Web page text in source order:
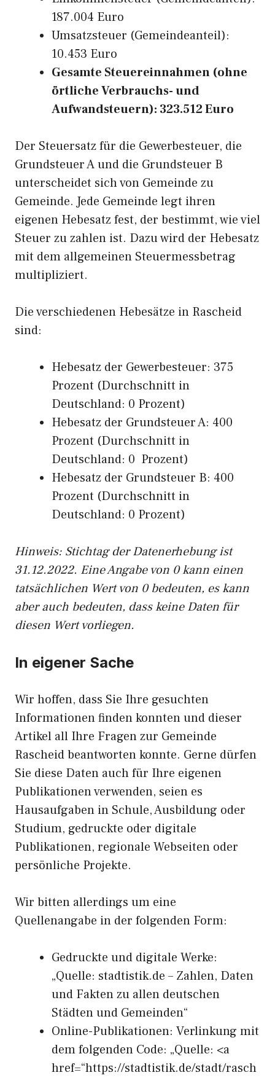
187.004 Euro
Umsatzsteuer (Gemeindeanteil):
10.453 Euro
Gesamte Steuereinnahmen (ohne
örtliche Verbrauchs- und
Aufwandsteuern): 323.512 Euro
Der Steuersatz für die Gewerbesteuer, die
Grundsteuer A und die Grundsteuer B
unterscheidet sich von Gemeinde zu
Gemeinde. Jede Gemeinde legt ihren
eigenen Hebesatz fest, der bestimmt, wie viel
Steuer zu zahlen ist. Dazu wird der Hebesatz
mit dem allgemeinen Steuermessbetrag
multipliziert.
Die verschiedenen Hebesätze in Rascheid
sind:
Hebesatz der Gewerbesteuer: 375
Prozent (Durchschnitt in
Deutschland: 0 Prozent)
Hebesatz der Grundsteuer A: 400
Prozent (Durchschnitt in
Deutschland: 0 Prozent)
Hebesatz der Grundsteuer B: 400
Prozent (Durchschnitt in
Deutschland: 0 Prozent)
Hinweis: Stichtag der Datenerhebung ist
31.12.2022. Eine Angabe von 0 kann einen
tatsächlichen Wert von 0 bedeuten, es kann
aber auch bedeuten, dass keine Daten für
diesen Wert vorliegen.
In eigener Sache
Wir hoffen, dass Sie Ihre gesuchten
Informationen finden konnten und dieser
Artikel all Ihre Fragen zur Gemeinde
Rascheid beantworten konnte. Gerne dürfen
Sie diese Daten auch für Ihre eigenen
Publikationen verwenden, seien es
Hausaufgaben in Schule, Ausbildung oder
Studium, gedruckte oder digitale
Publikationen, regionale Webseiten oder
persönliche Projekte.
Wir bitten allerdings um eine
Quellenangabe in der folgenden Form:
Gedruckte und digitale Werke:
„Quelle: stadtistik.de – Zahlen, Daten
und Fakten zu allen deutschen
Städten und Gemeinden“
Online-Publikationen: Verlinkung mit
dem folgenden Code: „Quelle: <a
href=“https://stadtistik.de/stadt/rasch